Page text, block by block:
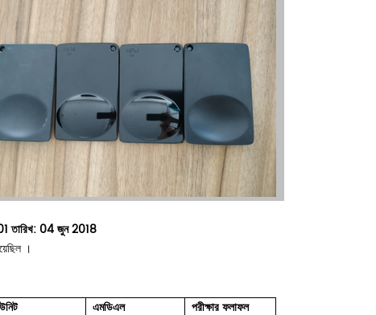
তারিখ: 04 জুন 2018
।
এমডিএল
পরীক্ষার ফলাফল